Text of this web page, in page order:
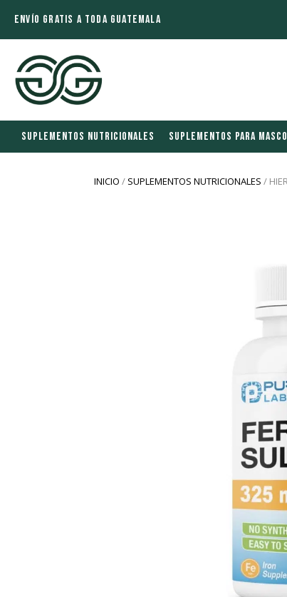
ENVÍO GRATIS A TODA GUATEMALA
SUPLEMENTOS NUTRICIONALES SUPLEMENTOS PARA
INICIO / SUPLEMENTOS NUTRICIONALES /